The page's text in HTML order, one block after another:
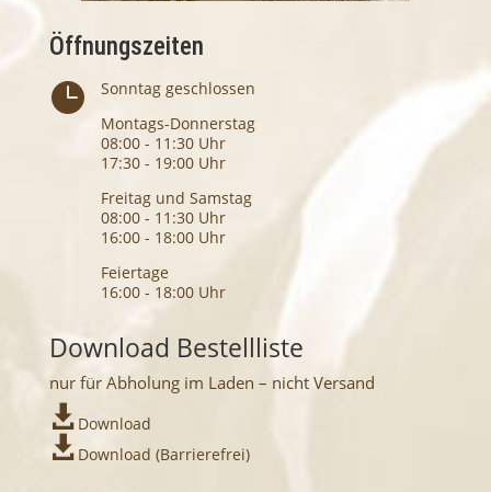
Öffnungszeiten

Sonntag geschlossen
Montags-Donnerstag
08:00 - 11:30 Uhr
17:30 - 19:00 Uhr
Freitag und Samstag
08:00 - 11:30 Uhr
16:00 - 18:00 Uhr
Feiertage
16:00 - 18:00 Uhr
Download Bestellliste
nur für Abholung im Laden – nicht Versand
 Download
 Download (Barrierefrei)